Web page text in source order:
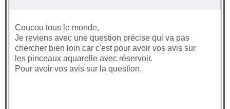
Coucou tous le monde,
Je reviens avec une question précise qui va pas
chercher bien loin car c'est pour avoir vos avis sur
les pinceaux aquarelle avec réservoir.
Pour avoir vos avis sur la question.